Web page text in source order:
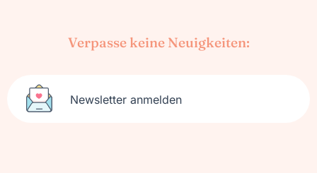
Verpasse keine Neuigkeiten:
Newsletter anmelden